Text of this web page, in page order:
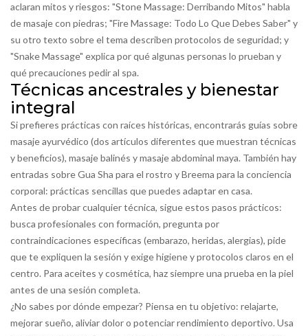
aclaran mitos y riesgos: "Stone Massage: Derribando Mitos" habla
de masaje con piedras; "Fire Massage: Todo Lo Que Debes Saber" y
su otro texto sobre el tema describen protocolos de seguridad; y
"Snake Massage" explica por qué algunas personas lo prueban y
qué precauciones pedir al spa.
Técnicas ancestrales y bienestar
integral
Si prefieres prácticas con raíces históricas, encontrarás guías sobre
masaje ayurvédico (dos artículos diferentes que muestran técnicas
y beneficios), masaje balinés y masaje abdominal maya. También hay
entradas sobre Gua Sha para el rostro y Breema para la conciencia
corporal: prácticas sencillas que puedes adaptar en casa.
Antes de probar cualquier técnica, sigue estos pasos prácticos:
busca profesionales con formación, pregunta por
contraindicaciones específicas (embarazo, heridas, alergias), pide
que te expliquen la sesión y exige higiene y protocolos claros en el
centro. Para aceites y cosmética, haz siempre una prueba en la piel
antes de una sesión completa.
¿No sabes por dónde empezar? Piensa en tu objetivo: relajarte,
mejorar sueño, aliviar dolor o potenciar rendimiento deportivo. Usa